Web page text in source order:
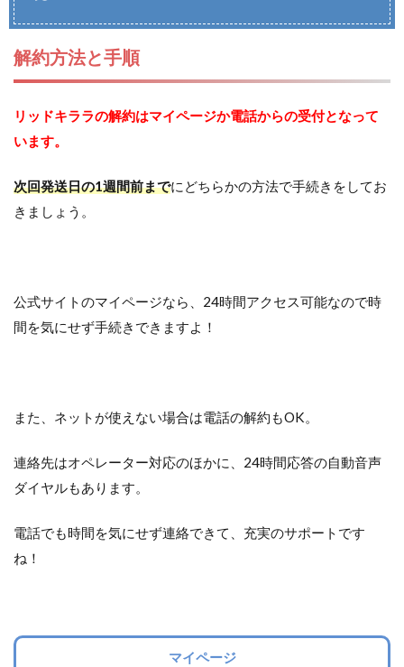
解約方法と手順
リッドキララの解約はマイページか電話からの受付となって
います。
次回発送日の1週間前までにどちらかの方法で手続きをしてお
きましょう。
公式サイトのマイページなら、24時間アクセス可能なので時
間を気にせず手続きできますよ！
また、ネットが使えない場合は電話の解約もOK。
連絡先はオペレーター対応のほかに、24時間応答の自動音声
ダイヤルもあります。
電話でも時間を気にせず連絡できて、充実のサポートです
ね！
マイページ